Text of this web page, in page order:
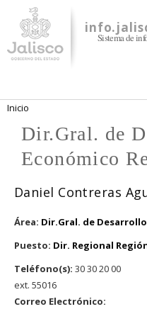
Sistema de
Se encuentra usted aquí
Inicio
Dir.Gral. de
Económico
Daniel Contreras
Área: Dir.Gral. de
Puesto: Dir. Regional
Teléfono(s): 30 30 20 00
ext. 55016
Correo Electrónico: